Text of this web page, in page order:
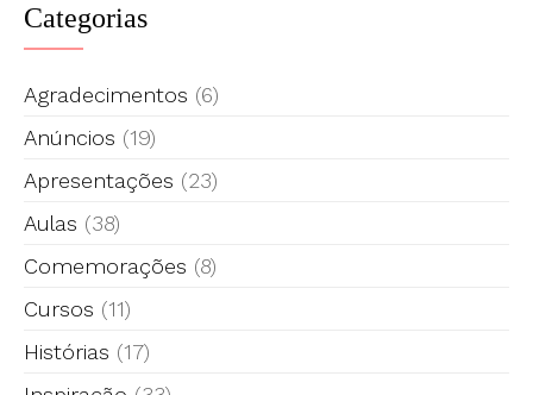
Categorias
Agradecimentos (6)
Anúncios (19)
Apresentações (23)
Aulas (38)
Comemorações (8)
Cursos (11)
Histórias (17)